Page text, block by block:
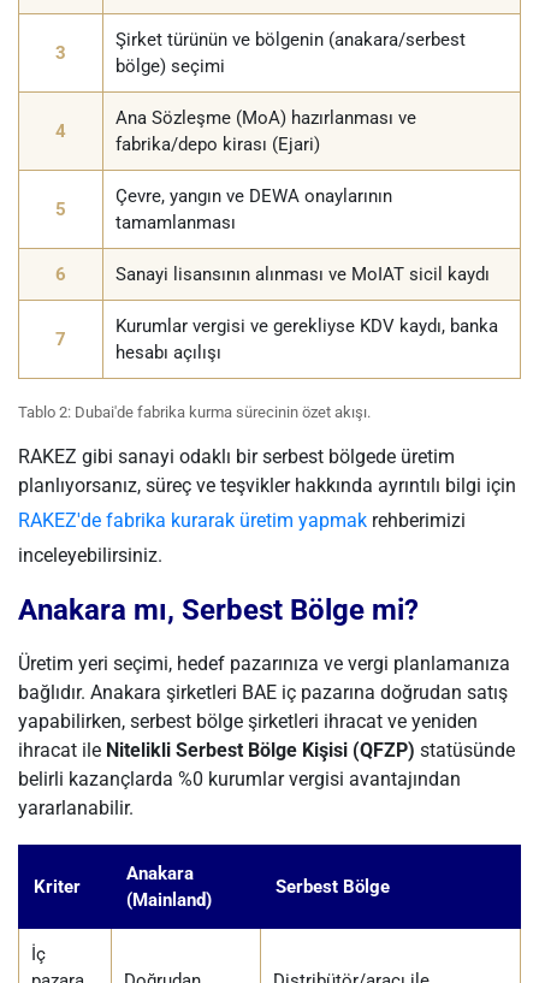
3
Şirket türünün ve bölgenin (anakara/serbest
bölge) seçimi
4
Ana Sözleşme (MoA) hazırlanması ve
fabrika/depo kirası (Ejari)
5
Çevre, yangın ve DEWA onaylarının
tamamlanması
6 Sanayi lisansının alınması ve MoIAT sicil kaydı
7
Kurumlar vergisi ve gerekliyse KDV kaydı, banka
hesabı açılışı
Tablo 2: Dubai'de fabrika kurma sürecinin özet akışı.
RAKEZ gibi sanayi odaklı bir serbest bölgede üretim
planlıyorsanız, süreç ve teşvikler hakkında ayrıntılı bilgi için
RAKEZ'de fabrika kurarak üretim yapmak rehberimizi
inceleyebilirsiniz.
Anakara mı, Serbest Bölge mi?
Üretim yeri seçimi, hedef pazarınıza ve vergi planlamanıza
bağlıdır. Anakara şirketleri BAE iç pazarına doğrudan satış
yapabilirken, serbest bölge şirketleri ihracat ve yeniden
ihracat ile Nitelikli Serbest Bölge Kişisi (QFZP) statüsünde
belirli kazançlarda %0 kurumlar vergisi avantajından
yararlanabilir.
Kriter
Anakara
(Mainland)
Serbest Bölge
İç